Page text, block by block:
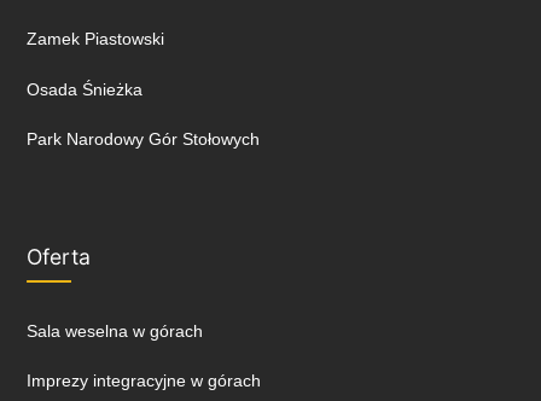
Zamek Piastowski
Osada Śnieżka
Park Narodowy Gór Stołowych
Oferta
Sala weselna w górach
Imprezy integracyjne w górach